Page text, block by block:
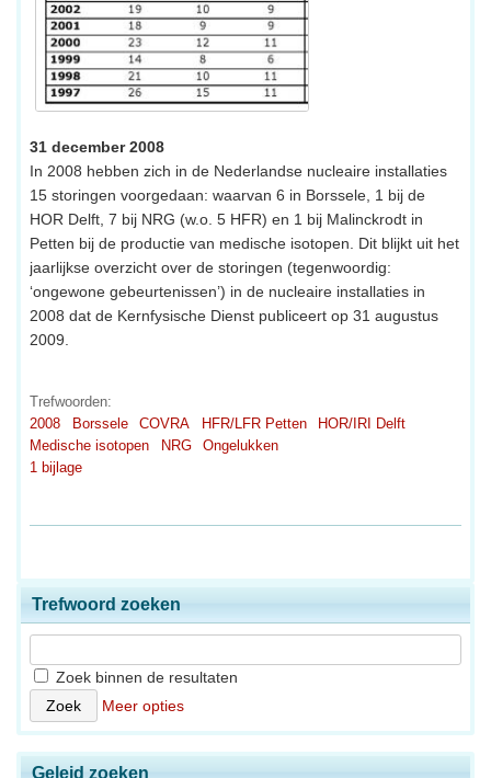
31 december 2008
In 2008 hebben zich in de Nederlandse nucleaire installaties
15 storingen voorgedaan: waarvan 6 in Borssele, 1 bij de
HOR Delft, 7 bij NRG (w.o. 5 HFR) en 1 bij Malinckrodt in
Petten bij de productie van medische isotopen. Dit blijkt uit het
jaarlijkse overzicht over de storingen (tegenwoordig:
‘ongewone gebeurtenissen’) in de nucleaire installaties in
2008 dat de Kernfysische Dienst publiceert op 31 augustus
2009.
Trefwoorden:
2008
Borssele COVRA HFR/LFR Petten
HOR/IRI Delft
Medische isotopen
NRG
Ongelukken
1 bijlage
Trefwoord zoeken
Zoek binnen de resultaten
Meer opties
Geleid zoeken